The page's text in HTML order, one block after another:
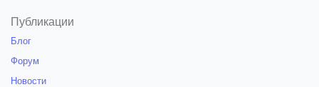
Публикации
Блог
Форум
Новости